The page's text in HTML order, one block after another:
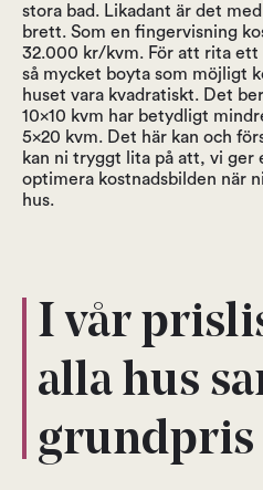
stora bad. Likadant är det
brett. Som en fingervisning
32.000 kr/kvm. För att rita ett
så mycket boyta som möjligt
huset vara kvadratiskt. Det
10x10 kvm har betydligt
5x20 kvm. Det här kan och
kan ni tryggt lita på att, vi ger
optimera kostnadsbilden när
hus.
I vår
alla hus
grundpris